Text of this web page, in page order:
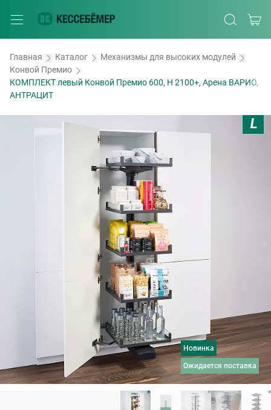
Главная Каталог
Механизмы для высоких модулей
Конвой Премио
КОМПЛЕКТ левый Конвой Премио 600, H 2100+, Арена ВАРИО,
АНТРАЦИТ
Новинка
ожидается поставка